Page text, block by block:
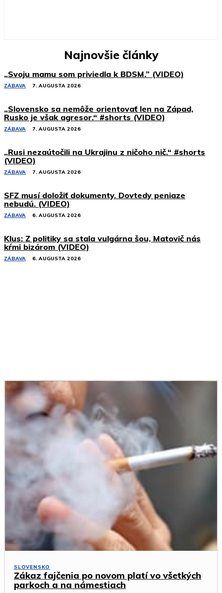
Najnovšie články
„Svoju mamu som priviedla k BDSM.” (VIDEO)
ZÁBAVA 7. AUGUSTA 2026
„Slovensko sa nemôže orientovať len na Západ,
Rusko je však agresor.“ #shorts (VIDEO)
ZÁBAVA 7. AUGUSTA 2026
„Rusi nezaútočili na Ukrajinu z ničoho nič.“ #shorts
(VIDEO)
ZÁBAVA 7. AUGUSTA 2026
SFZ musí doložiť dokumenty. Dovtedy peniaze
nebudú. (VIDEO)
ZÁBAVA 6. AUGUSTA 2026
Klus: Z politiky sa stala vulgárna šou, Matovič nás
kŕmi bizárom (VIDEO)
ZÁBAVA 6. AUGUSTA 2026
SLOVENSKO
Zákaz fajčenia po novom platí vo všetkých
parkoch a na námestiach